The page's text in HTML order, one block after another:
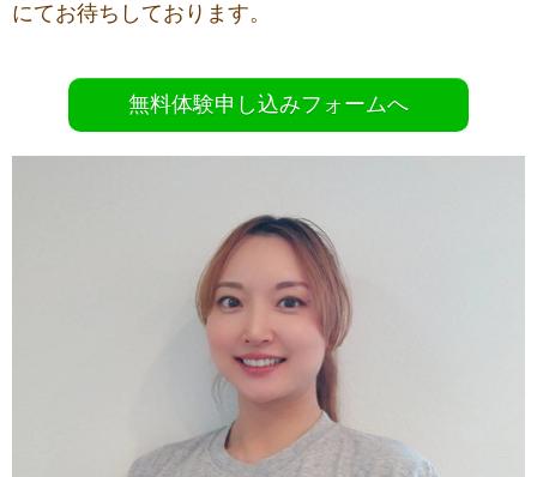
にてお待ちしております。
無料体験申し込みフォームへ